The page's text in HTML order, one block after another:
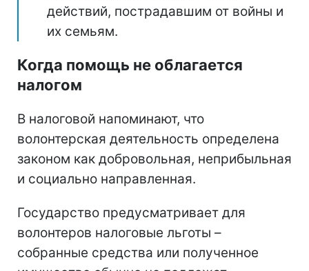
действий, пострадавшим от войны и
их семьям.
Когда помощь не облагается
налогом
В налоговой напоминают, что
волонтерская деятельность определена
законом как добровольная, неприбыльная
и социально направленная.
Государство предусматривает для
волонтеров налоговые льготы –
собранные средства или полученное